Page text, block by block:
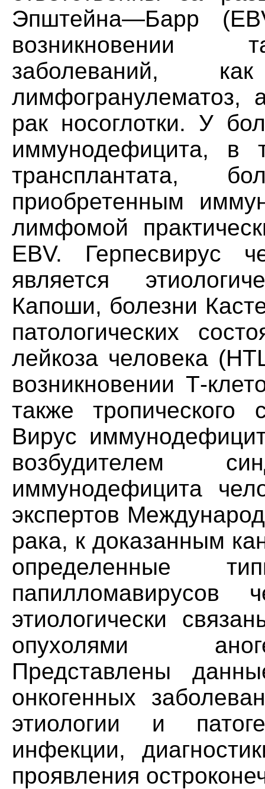
Эпштейна—Барр
возникновении
заболеваний,
лимфогранулематоз,
рак носоглотки. У
иммунодефицита, в
трансплантата,
приобретенным
лимфомой
EBV. Герпесвирус
является
Капоши, болезни
патологических
лейкоза человека
возникновении Т-
также тропического
Вирус
возбудителем
иммунодефицита
экспертов
рака, к доказанным
папилломавирусов
этиологически
опухолями
Представлены
онкогенных
этиологии и
инфекции,
проявления